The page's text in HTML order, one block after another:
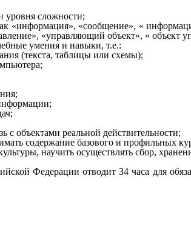
уровня сложности;
«информация», «сообщение», «
«управляющий объект», « объект
умения и навыки, т.е.:
(текста, таблицы или схемы);
с объектами реальной действительности;
содержание базового и профильных
научить осуществлять сбор,
Федерации отводит 34 часа для